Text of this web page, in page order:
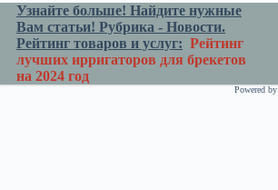
Узнайте больше! Найдите нужные
Вам статьи! Рубрика - Новости.
Рейтинг товаров и услуг: Рейтинг
лучших ирригаторов для брекетов
на 2024 год
Powered by